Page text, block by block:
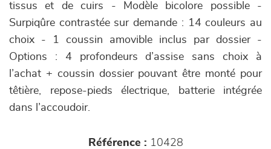
tissus et de cuirs - Modèle bicolore possible -
Surpiqûre contrastée sur demande : 14 couleurs au
choix - 1 coussin amovible inclus par dossier -
Options : 4 profondeurs d’assise sans choix à
l’achat + coussin dossier pouvant être monté pour
têtière, repose-pieds électrique, batterie intégrée
dans l’accoudoir.
Référence : 10428